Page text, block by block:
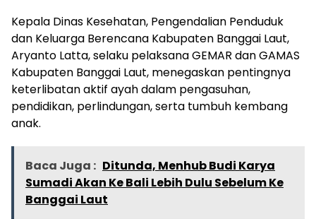
Kepala Dinas Kesehatan, Pengendalian Penduduk
dan Keluarga Berencana Kabupaten Banggai Laut,
Aryanto Latta, selaku pelaksana GEMAR dan GAMAS
Kabupaten Banggai Laut, menegaskan pentingnya
keterlibatan aktif ayah dalam pengasuhan,
pendidikan, perlindungan, serta tumbuh kembang
anak.
Baca Juga : Ditunda, Menhub Budi Karya
Sumadi Akan Ke Bali Lebih Dulu Sebelum Ke
Banggai Laut